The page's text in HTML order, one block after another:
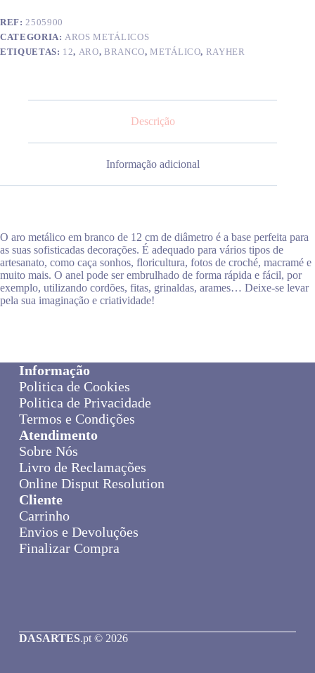
REF:2505900
CATEGORIA:AROS METÁLICOS
ETIQUETAS: 12, ARO,BRANCO,METÁLICO, RAYHER
Descrição
Informação adicional
O aro metálico em branco de 12 cm de diâmetro é a base perfeita para
as suas sofisticadas decorações. É adequado para vários tipos de
artesanato, como caça sonhos, floricultura, fotos de croché, macramé e
muito mais. O anel pode ser embrulhado de forma rápida e fácil, por
exemplo, utilizando cordões, fitas, grinaldas, arames… Deixe-se levar
pela sua imaginação e criatividade!
Informação
Politica de Cookies
Politica de Privacidade
Termos e Condições
Atendimento
Sobre Nós
Livro de Reclamações
Online Disput Resolution
Cliente
Carrinho
Envios e Devoluções
Finalizar Compra
DASARTES.pt © 2026